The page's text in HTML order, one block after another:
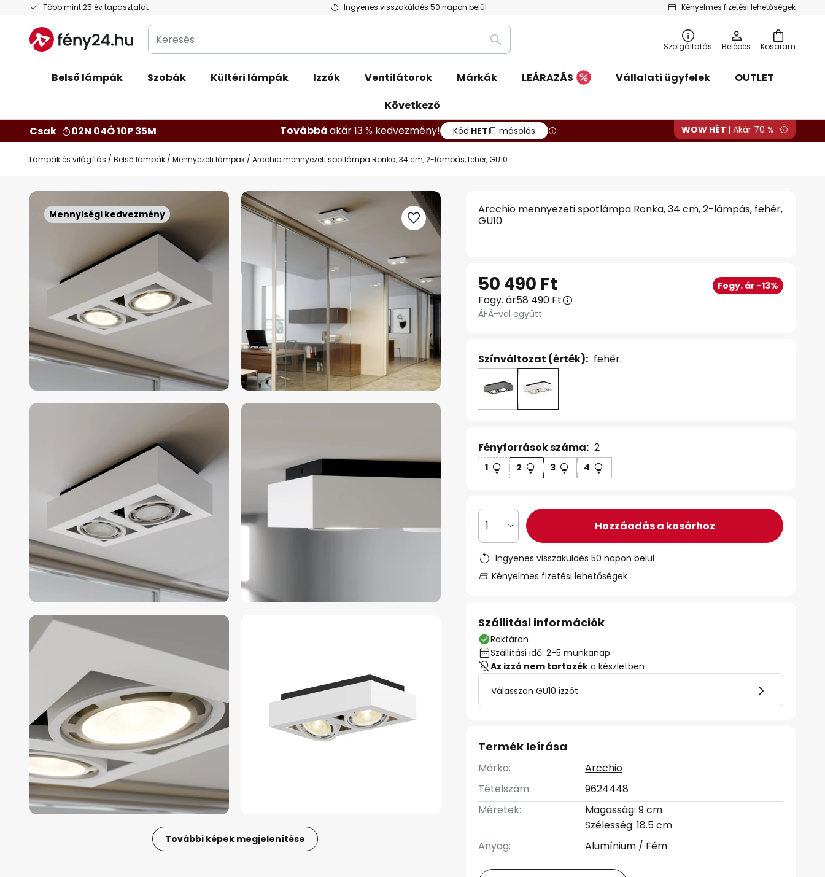
Több mint 25 év tapasztalat Ingyenes visszaküldés 50 napon belül Kényelmes fizetési lehetőségek
Ugrás
tartalomhoz
Kosaram
Keresés
Keresés
Szolgáltatás Belépés
Belső lámpák Szobák Kültéri lámpák Izzók Ventilátorok Márkák LEÁRAZÁS Vállalati ügyfelek
OUTLET
Következő
Csak
02N 04Ó 10P 34M Továbbáakár 13 % kedvezmény! Kód:HET másolás WOW HÉT | Akár 70 %
Lámpák és világítás Belső lámpák Mennyezeti lámpák Arcchio mennyezeti spotlámpa Ronka, 34 cm, 2-lámpás, fehér, GU10
Mennyiségi kedvezmény
Ugrás
További képek megjelenítése
Arcchio mennyezeti spotlámpa Ronka, 34 cm, 2-lámpás, fehér,
GU10
50 490 Ft Fogy. ár -13%
Fogy. ár58 490 Ft
ÁFÁ-val együtt
Színváltozat (érték): fehér
Fényforrások száma: 2
1 2 3 4
1 Hozzáadás a kosárhoz
Ingyenes visszaküldés 50 napon belül
Kényelmes fizetési lehetőségek
Szállítási információk
Raktáron
Szállítási idő: 2-5 munkanap
Az izzó nem tartozék a készletben
Válasszon GU10 izzót
Termék leírása
Márka:
Arcchio
Tételszám:
9624448
Méretek:
Magasság: 9 cm
Szélesség: 18.5 cm
Anyag:
Alumínium / Fém